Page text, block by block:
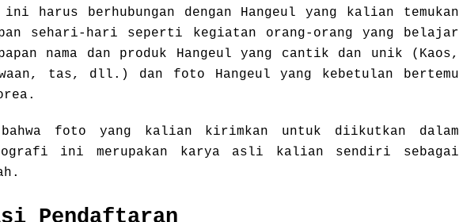
harus berhubungan dengan Hangeul yang kalian temukan
sehari-hari seperti kegiatan orang-orang yang belajar
nama dan produk Hangeul yang cantik dan unik (Kaos,
tas, dll.) dan foto Hangeul yang kebetulan bertemu
foto yang kalian kirimkan untuk diikutkan dalam
ini merupakan karya asli kalian sendiri sebagai
Pendaftaran